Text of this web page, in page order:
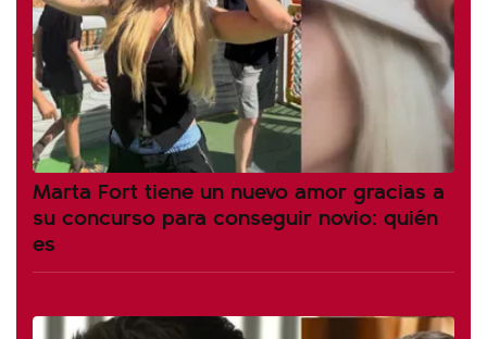
Marta Fort tiene un nuevo amor gracias a
su concurso para conseguir novio: quién
es